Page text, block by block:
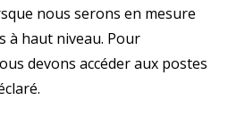
nous serons en mesure
à haut niveau. Pour
devons accéder aux postes